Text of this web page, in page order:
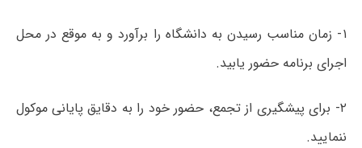
۱- زمان مناسب رسیدن به دانشگاه را برآورد و به موقع در محل
اجرای برنامه حضور یابید.
۲- برای پیشگیری از تجمع، حضور خود را به دقایق پایانی موکول
ننمایید.